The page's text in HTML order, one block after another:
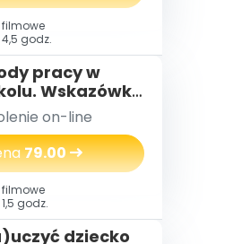
filmowe
godz.
pracy w
Wskazówki
nauczycielom
i
zajęć
on-line
79.00
filmowe
godz.
dziecko